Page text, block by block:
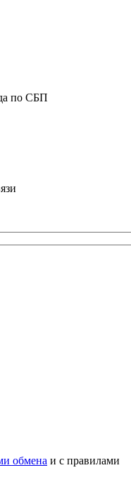
по СБП
обмена и с правилами